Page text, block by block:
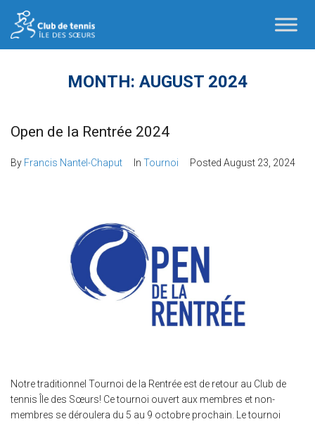
MONTH: AUGUST 2024
Open de la Rentrée 2024
By Francis Nantel-Chaput In Tournoi Posted August 23, 2024
Notre traditionnel Tournoi de la Rentrée est de retour au Club de
tennis Île des Sœurs! Ce tournoi ouvert aux membres et non-
membres se déroulera du 5 au 9 octobre prochain. Le tournoi